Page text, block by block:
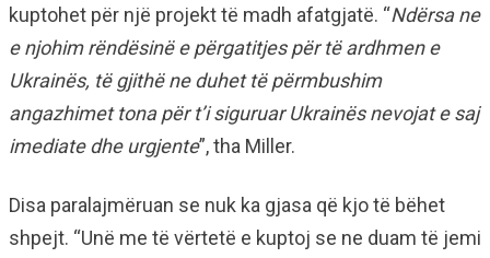
kuptohet për një projekt të madh afatgjatë. “Ndërsa ne
e njohim rëndësinë e përgatitjes për të ardhmen e
Ukrainës, të gjithë ne duhet të përmbushim
angazhimet tona për t’i siguruar Ukrainës nevojat e saj
imediate dhe urgjente”, tha Miller.
Disa paralajmëruan se nuk ka gjasa që kjo të bëhet
shpejt. “Unë me të vërtetë e kuptoj se ne duam të jemi